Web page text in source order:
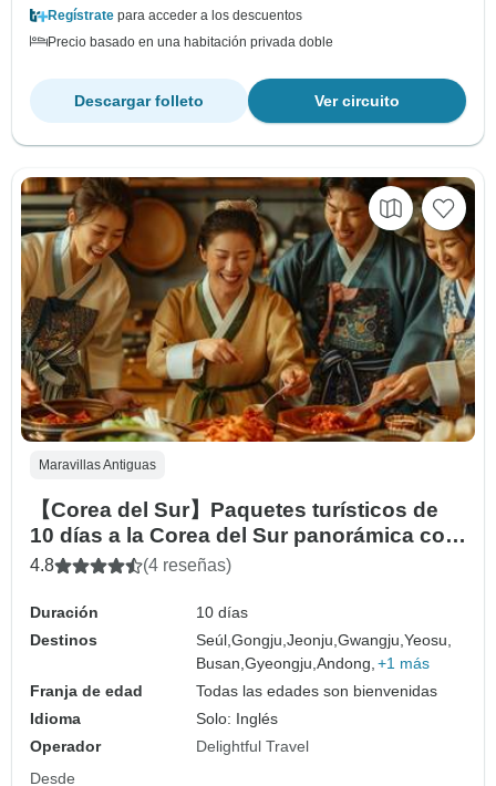
Regístrate para acceder a los descuentos
Precio basado en una habitación privada doble
Ver circuito
Descargar folleto
Maravillas Antiguas
【Corea del Sur】Paquetes turísticos de
10 días a la Corea del Sur panorámica con
Hanbok Royal Cuisine Experience
4.8 (4 reseñas)
Duración
10 días
Destinos
Seúl,Gongju,Jeonju,Gwangju,Yeosu,
Busan,Gyeongju,Andong, +1 más
Franja de edad
Todas las edades son bienvenidas
Idioma
Solo: Inglés
Operador
Delightful Travel
Desde